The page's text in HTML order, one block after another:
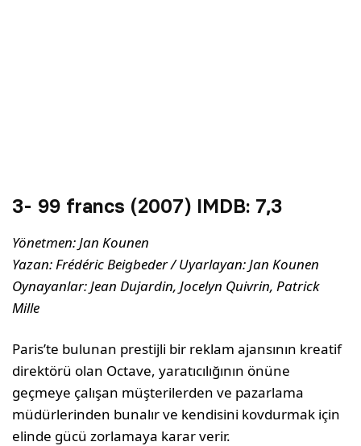
3- 99 francs (2007) IMDB: 7,3
Yönetmen: Jan Kounen
Yazan: Frédéric Beigbeder / Uyarlayan: Jan Kounen
Oynayanlar: Jean Dujardin, Jocelyn Quivrin, Patrick
Mille
Paris’te bulunan prestijli bir reklam ajansının kreatif
direktörü olan Octave, yaratıcılığının önüne
geçmeye çalışan müşterilerden ve pazarlama
müdürlerinden bunalır ve kendisini kovdurmak için
elinde gücü zorlamaya karar verir.